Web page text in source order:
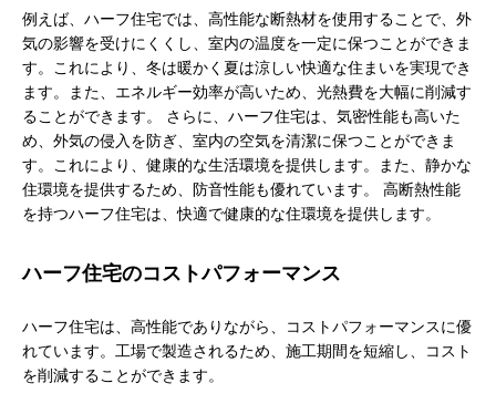
例えば、ハーフ住宅では、高性能な断熱材を使用することで、外
気の影響を受けにくくし、室内の温度を一定に保つことができま
す。これにより、冬は暖かく夏は涼しい快適な住まいを実現でき
ます。また、エネルギー効率が高いため、光熱費を大幅に削減す
ることができます。 さらに、ハーフ住宅は、気密性能も高いた
め、外気の侵入を防ぎ、室内の空気を清潔に保つことができま
す。これにより、健康的な生活環境を提供します。また、静かな
住環境を提供するため、防音性能も優れています。 高断熱性能
を持つハーフ住宅は、快適で健康的な住環境を提供します。
ハーフ住宅のコストパフォーマンス
ハーフ住宅は、高性能でありながら、コストパフォーマンスに優
れています。工場で製造されるため、施工期間を短縮し、コスト
を削減することができます。